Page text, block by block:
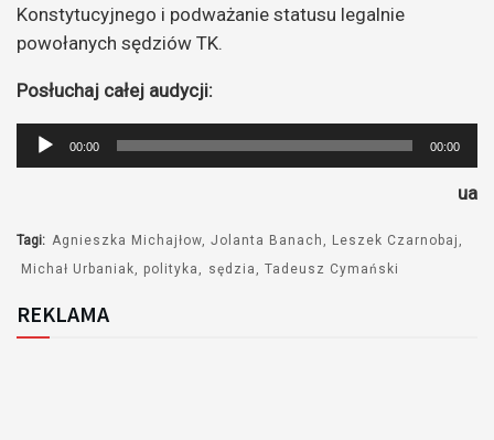
Konstytucyjnego i podważanie statusu legalnie
powołanych sędziów TK.
Posłuchaj całej audycji:
Odtwarzacz
plików
00:00 00:00
ua
Tagi: Agnieszka Michajłow Jolanta Banach
Leszek Czarnobaj
Michał Urbaniak
polityka sędzia Tadeusz Cymański
REKLAMA